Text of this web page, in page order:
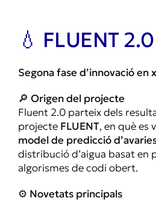
Serveis
Notícies
Català
Larger
Image
💧 FLUENT 2.0
Segona fase d’innovació en
🔎 Origen del projecte
Fluent 2.0 parteix dels
projecte FLUENT, en què es
model de predicció
distribució d’aigua basat en
algorismes de codi obert.
⚙️ Novetats principals